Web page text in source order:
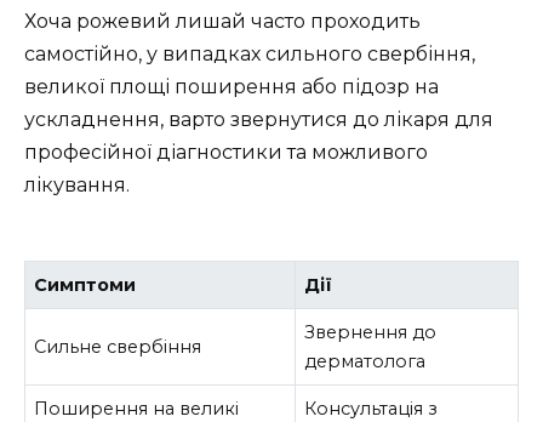
Хоча рожевий лишай часто проходить
самостійно, у випадках сильного свербіння,
великої площі поширення або підозр на
ускладнення, варто звернутися до лікаря для
професійної діагностики та можливого
лікування.
Симптоми Дії
Сильне свербіння
Звернення до
дерматолога
Поширення на великі
Консультація з